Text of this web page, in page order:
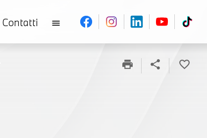
Contatti menu
print share favorite_border